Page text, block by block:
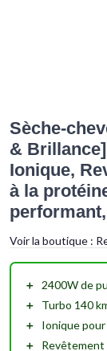
Sèche-
&
Ionique,
à la
Voir la boutique :
＋ 2400Wde
＋
Turbo 140
＋
Ionique
＋
Revêtement